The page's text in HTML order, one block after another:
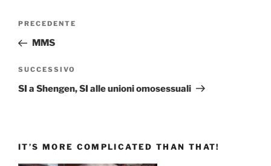
Navigazione
Articolo
precedente:
PRECEDENTE
MMS
Articolo
successivo
SUCCESSIVO
SI a Shengen, SI alle unioni omosessuali
IT’S MORE COMPLICATED THAN THAT!